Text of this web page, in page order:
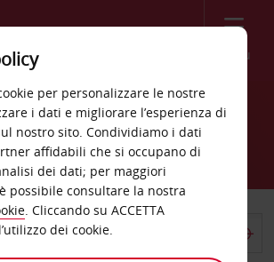
Menù
auto Greer
per personalizzare le nostre
i dati e migliorare l’esperienza di
nostro sito. Condividiamo i dati
affidabili che si occupano di
dei dati; per maggiori
possibile consultare la nostra
. Cliccando su ACCETTA
dei cookie.